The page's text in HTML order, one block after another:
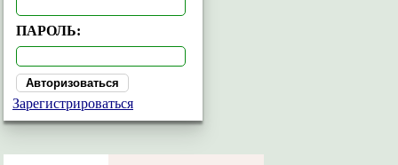
ПАРОЛЬ:
Зарегистрироваться